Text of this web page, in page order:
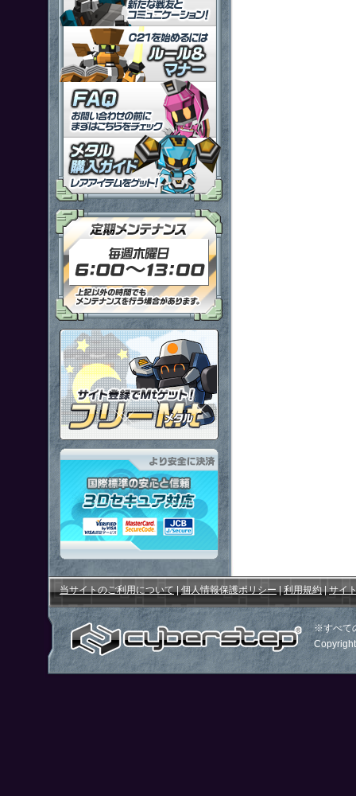
メタル購入ガイドはこちらから
ポイント感覚で有料通貨をゲッ
当サイトのご利用について| 個人情報保護ポリシー| 利用規約| サイ
※すべて